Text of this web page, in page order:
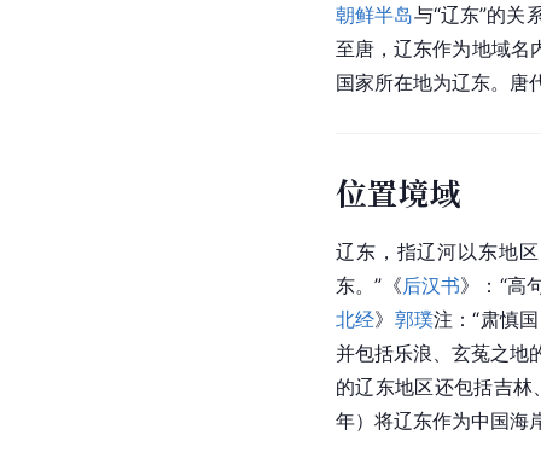
朝鲜半岛与“辽东”的关
至唐，辽东作为地域名
国家所在地为辽东。唐
位置境域
辽东，指辽河以东地
东。”《后汉书》：“高
北经》 郭璞注：“肃慎
并包括乐浪、玄菟之地
的辽东地区还包括吉
年）将辽东作为中国海